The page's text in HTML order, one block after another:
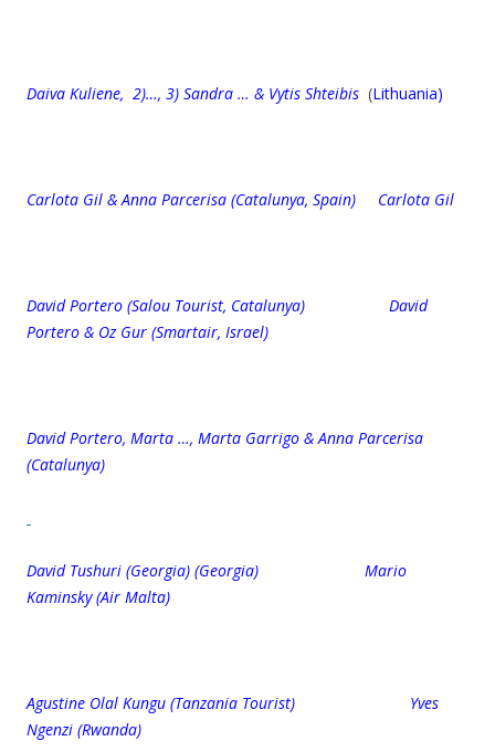
Daiva Kuliene, 2)…, 3) Sandra … & Vytis Shteibis (Lithuania)
Carlota Gil & Anna Parcerisa (Catalunya, Spain) Carlota Gil
David Portero (Salou Tourist, Catalunya) David
Portero & Oz Gur (Smartair, Israel)
David Portero, Marta …, Marta Garrigo & Anna Parcerisa
(Catalunya)
David Tushuri (Georgia) (Georgia) Mario
Kaminsky (Air Malta)
Agustine Olal Kungu (Tanzania Tourist) Yves
Ngenzi (Rwanda)